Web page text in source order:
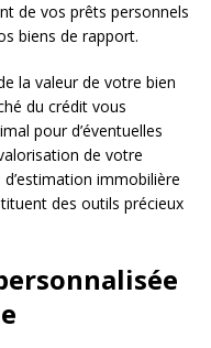
de vos prêts personnels
biens de rapport.
la valeur de votre bien
du crédit vous
pour d’éventuelles
de votre
immobilière
des outils précieux